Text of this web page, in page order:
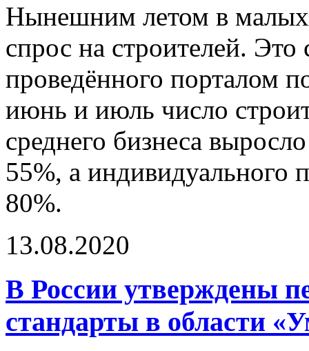
Нынешним летом в
спрос на строителей. Это
проведённого порталом
июнь и июль число
среднего бизнеса
55%, а индивидуального
80%.
13.08.2020
В России утверждены
стандарты в области